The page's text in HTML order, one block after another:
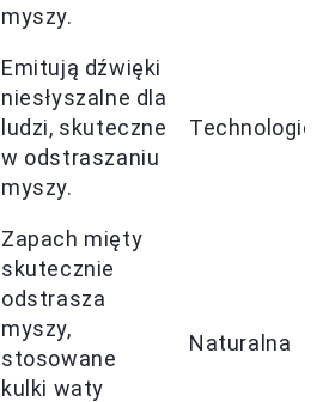
myszy.
Emitują dźwięki
niesłyszalne dla
ludzi, skuteczne
w odstraszaniu
myszy.
Zapach mięty
skutecznie
odstrasza
myszy,
stosowane
kulki waty
Naturalna